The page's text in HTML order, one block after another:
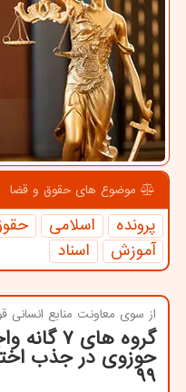
موضوع های حقوق و قضا
پرونده اسلامی
آموزش
اسناد
از سوی معاونت منابع انسانی
گروه
حوزوی در جذب
۹۹